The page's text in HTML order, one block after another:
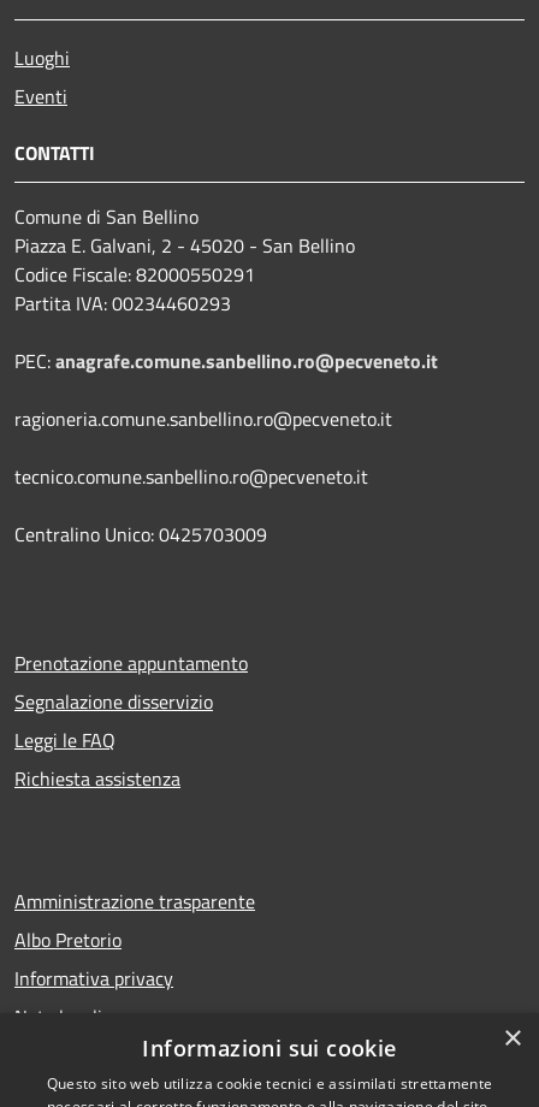
Luoghi
Eventi
CONTATTI
Comune di San Bellino
Piazza E. Galvani, 2 - 45020 - San Bellino
Codice Fiscale: 82000550291
Partita IVA: 00234460293
PEC:anagrafe.comune.sanbellino.ro@pecveneto.it
ragioneria.comune.sanbellino.ro@pecveneto.it
tecnico.comune.sanbellino.ro@pecveneto.it
Centralino Unico: 0425703009
Prenotazione appuntamento
Segnalazione disservizio
Leggi le FAQ
Richiesta assistenza
Amministrazione trasparente
Albo Pretorio
Informativa privacy
Note legali
Dichiarazione di accessibilità
×
Informazioni sui cookie
Questo sito web utilizza cookie tecnici e assimilati strettamente